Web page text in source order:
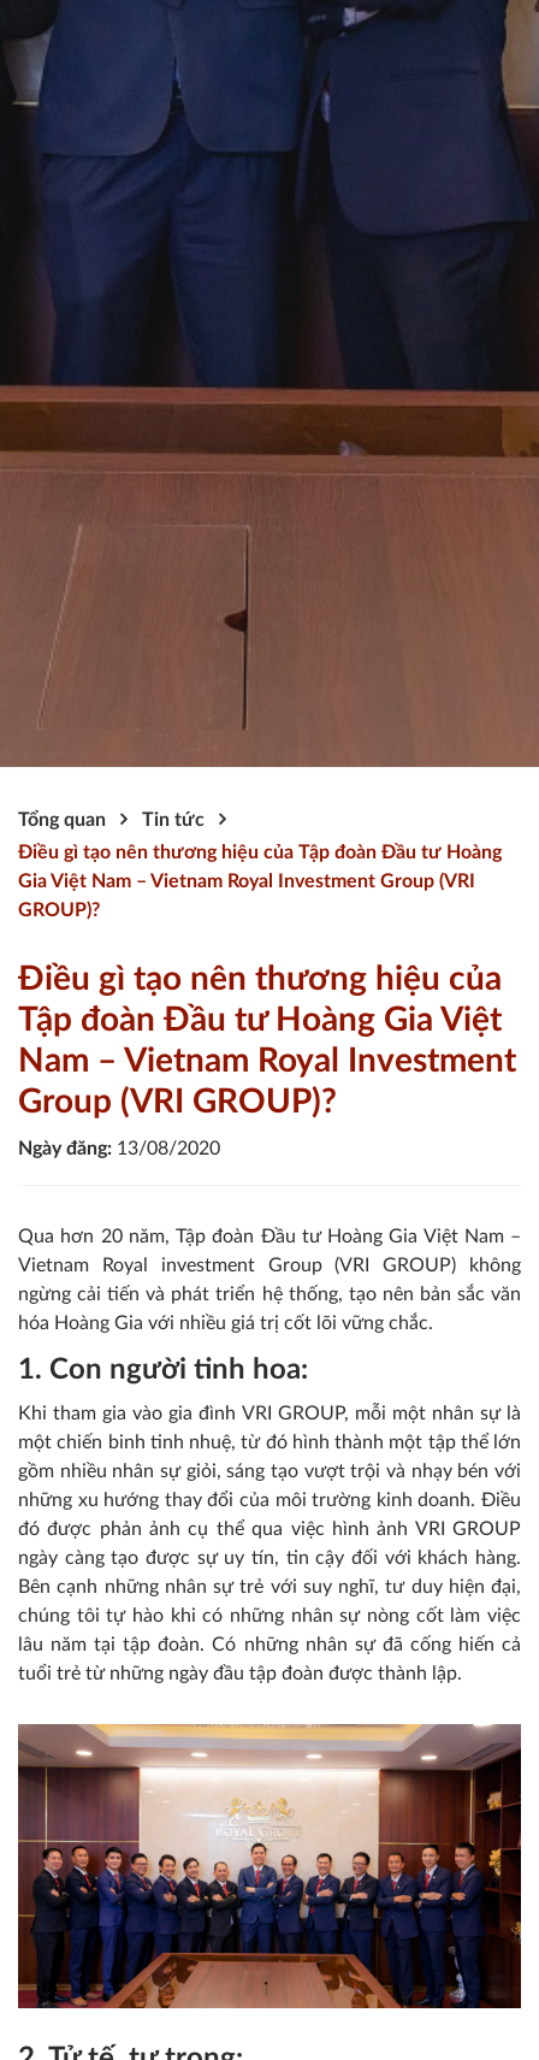
Tổng quan
Tin tức
Điều gì tạo nên thương hiệu của Tập đoàn Đầu tư Hoàng
Gia Việt Nam – Vietnam Royal Investment Group (VRI
GROUP)?
Điều gì tạo nên thương hiệu của
Tập đoàn Đầu tư Hoàng Gia Việt
Nam – Vietnam Royal Investment
Group (VRI GROUP)?
Ngày đăng: 13/08/2020
Qua hơn 20 năm, Tập đoàn Đầu tư Hoàng Gia Việt Nam –
Vietnam Royal investment Group (VRI GROUP) không
ngừng cải tiến và phát triển hệ thống, tạo nên bản sắc văn
hóa Hoàng Gia với nhiều giá trị cốt lõi vững chắc.
1. Con người tinh hoa:
Khi tham gia vào gia đình VRI GROUP, mỗi một nhân sự là
một chiến binh tinh nhuệ, từ đó hình thành một tập thể lớn
gồm nhiều nhân sự giỏi, sáng tạo vượt trội và nhạy bén với
những xu hướng thay đổi của môi trường kinh doanh. Điều
đó được phản ảnh cụ thể qua việc hình ảnh VRI GROUP
ngày càng tạo được sự uy tín, tin cậy đối với khách hàng.
Bên cạnh những nhân sự trẻ với suy nghĩ, tư duy hiện đại,
chúng tôi tự hào khi có những nhân sự nòng cốt làm việc
lâu năm tại tập đoàn. Có những nhân sự đã cống hiến cả
tuổi trẻ từ những ngày đầu tập đoàn được thành lập.